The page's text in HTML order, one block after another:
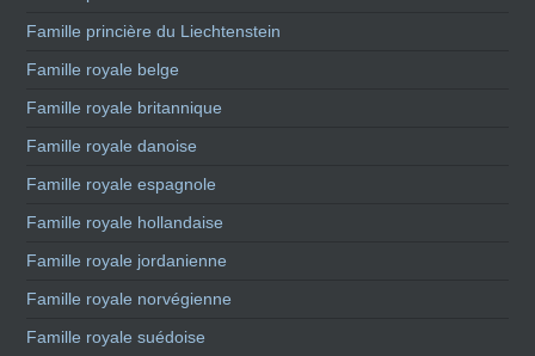
Famille princière du Liechtenstein
Famille royale belge
Famille royale britannique
Famille royale danoise
Famille royale espagnole
Famille royale hollandaise
Famille royale jordanienne
Famille royale norvégienne
Famille royale suédoise